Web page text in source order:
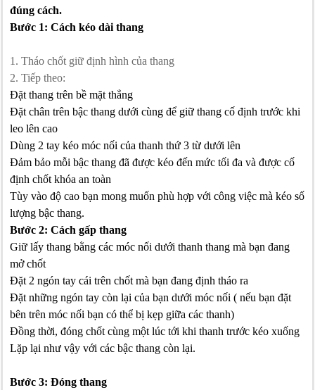
đúng cách.
Bước 1: Cách kéo dài thang
1. Tháo chốt giữ định hình của thang
2. Tiếp theo:
Đặt thang trên bề mặt thẳng
Đặt chân trên bậc thang dưới cùng để giữ thang cố định trước khi
leo lên cao
Dùng 2 tay kéo móc nối của thanh thứ 3 từ dưới lên
Đảm bảo mỗi bậc thang đã được kéo đến mức tối đa và được cố
định chốt khóa an toàn
Tùy vào độ cao bạn mong muốn phù hợp với công việc mà kéo số
lượng bậc thang.
Bước 2: Cách gấp thang
Giữ lấy thang bằng các móc nối dưới thanh thang mà bạn đang
mở chốt
Đặt 2 ngón tay cái trên chốt mà bạn đang định tháo ra
Đặt những ngón tay còn lại của bạn dưới móc nối ( nếu bạn đặt
bên trên móc nối bạn có thể bị kẹp giữa các thanh)
Đồng thời, đóng chốt cùng một lúc tới khi thanh trước kéo xuống
Lặp lại như vậy với các bậc thang còn lại.
Bước 3: Đóng thang